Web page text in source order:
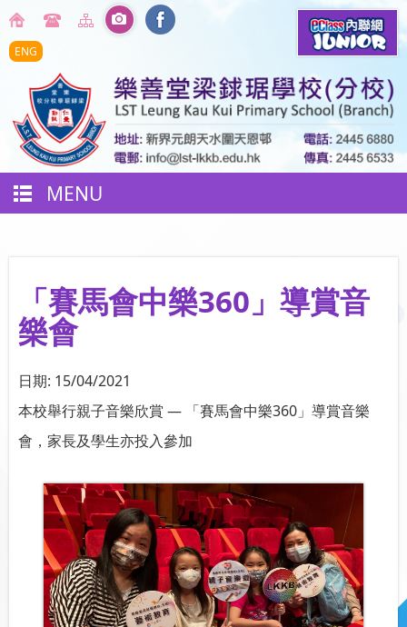
ENG
MENU
「賽馬會中樂360」導賞音
樂會
日期: 15/04/2021
本校舉行親子音樂欣賞 — 「賽馬會中樂360」導賞音樂
會，家長及學生亦投入參加